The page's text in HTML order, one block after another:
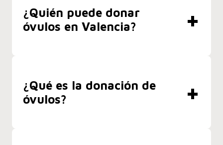
¿Quién puede donar
óvulos en Valencia?
+
¿Qué es la donación de
óvulos?
+